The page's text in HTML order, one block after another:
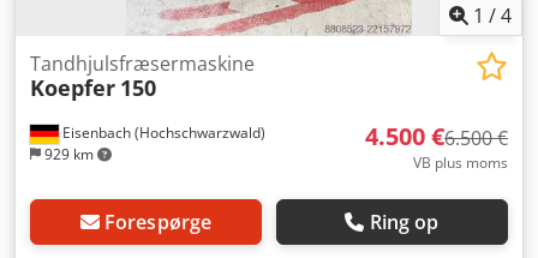
1 /4
Eisenbach (Hochschwarzwald)
929 km
Tandhjulsfræsermaskine
Koepfer 150
4.500 €6.500 €
VB plus moms
Forespørge Ring op